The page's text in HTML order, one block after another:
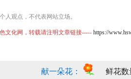
人观点，不代表网站立场。
文化网，转载请注明文章链接-----https://
献一朵花： 鲜花数